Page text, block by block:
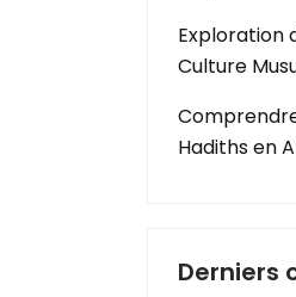
Exploration
Culture
Hadiths en
Derniers